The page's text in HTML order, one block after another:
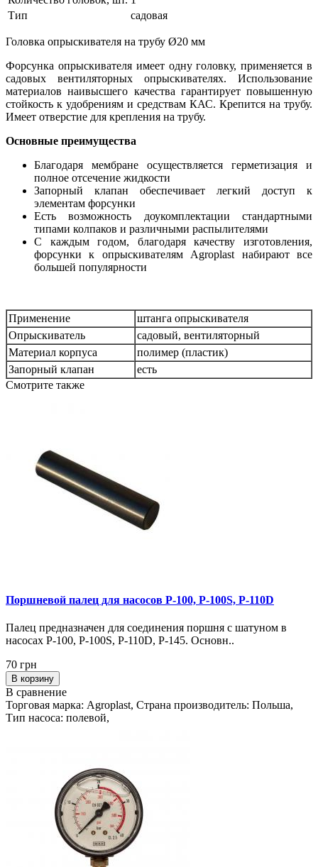
Тип
садовая
Головка опрыскивателя на трубу Ø20 мм
Форсунка опрыскивателя имеет одну головку, применяется в
садовых вентиляторных опрыскивателях. Использование
материалов наивысшего качества гарантирует повышенную
стойкость к удобрениям и средствам КАС. Крепится на трубу.
Имеет отверстие для крепления на трубу.
Основные преимущества
Благодаря мембране осуществляется герметизация и
полное отсечение жидкости
Запорный клапан обеспечивает легкий доступ к
элементам форсунки
Есть возможность доукомплектации стандартными
типами колпаков и различными распылителями
С каждым годом, благодаря качеству изготовления,
форсунки к опрыскивателям Agroplast набирают все
большей популярности
Применение
штанга опрыскивателя
Опрыскиватель
садовый, вентиляторный
Материал корпуса
полимер (пластик)
Запорный клапан
есть
Смотрите также
Поршневой палец для насосов P-100, P-100S, P-110D
Палец предназначен для соединения поршня с шатуном в
насосах P-100, P-100S, P-110D, P-145. Основн..
70 грн
В корзину
В сравнение
Торговая марка: Agroplast, Страна производитель: Польша,
Тип насоса: полевой,